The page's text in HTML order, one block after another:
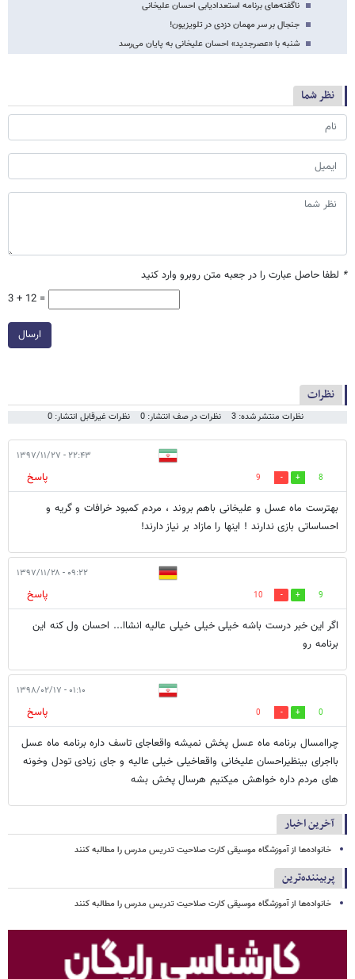
ناگفته‌های برنامه استعدادیابی احسان علیخانی
جنجال بر سر مهمان دزدی در تلویزیون!
شنبه با «عصرجدید» احسان علیخانی به پایان می‌رسد
نظر شما
* لطفا حاصل عبارت را در جعبه متن روبرو وارد کنید
3 + 12 =
ارسال
نظرات
نظرات منتشر شده: 3 نظرات در صف انتشار: 0 نظرات غیرقابل انتشار: 0
۲۲:۴۳ - ۱۳۹۷/۱۱/۲۷
8
9
پاسخ
بهترست ماه عسل و علیخانی باهم بروند ، مردم کمبود خرافات و گریه و
احساساتی بازی ندارند ! اینها را مازاد بر نیاز دارند!
۰۹:۲۲ - ۱۳۹۷/۱۱/۲۸
9
10
پاسخ
اگر این خبر درست باشه خیلی خیلی خیلی عالیه انشاا... احسان ول کنه این
برنامه رو
۰۱:۱۰ - ۱۳۹۸/۰۲/۱۷
0
0
پاسخ
چراامسال برنامه ماه عسل پخش نمیشه واقعاجای تاسف داره برنامه ماه عسل
بااجرای بینظیراحسان علیخانی واقعاخیلی خیلی عالیه و جای زیادی تودل وخونه
های مردم داره خواهش میکنیم هرسال پخش بشه
آخرین اخبار
خانواده‌ها از آموزشگاه موسیقی کارت صلاحیت تدریس مدرس را مطالبه کنند
پربیننده‌ترین
خانواده‌ها از آموزشگاه موسیقی کارت صلاحیت تدریس مدرس را مطالبه کنند